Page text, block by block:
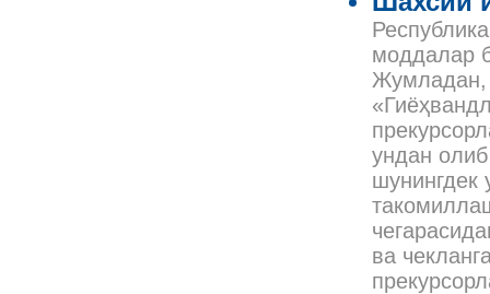
моддалар
Жумладан,
ундан
шунингдек
ва